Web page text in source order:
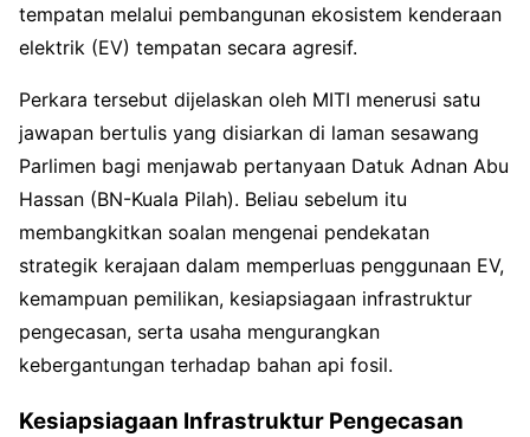
tempatan melalui pembangunan ekosistem kenderaan
elektrik (EV) tempatan secara agresif.
Perkara tersebut dijelaskan oleh MITI menerusi satu
jawapan bertulis yang disiarkan di laman sesawang
Parlimen bagi menjawab pertanyaan Datuk Adnan Abu
Hassan (BN-Kuala Pilah). Beliau sebelum itu
membangkitkan soalan mengenai pendekatan
strategik kerajaan dalam memperluas penggunaan EV,
kemampuan pemilikan, kesiapsiagaan infrastruktur
pengecasan, serta usaha mengurangkan
kebergantungan terhadap bahan api fosil.
Kesiapsiagaan Infrastruktur Pengecasan